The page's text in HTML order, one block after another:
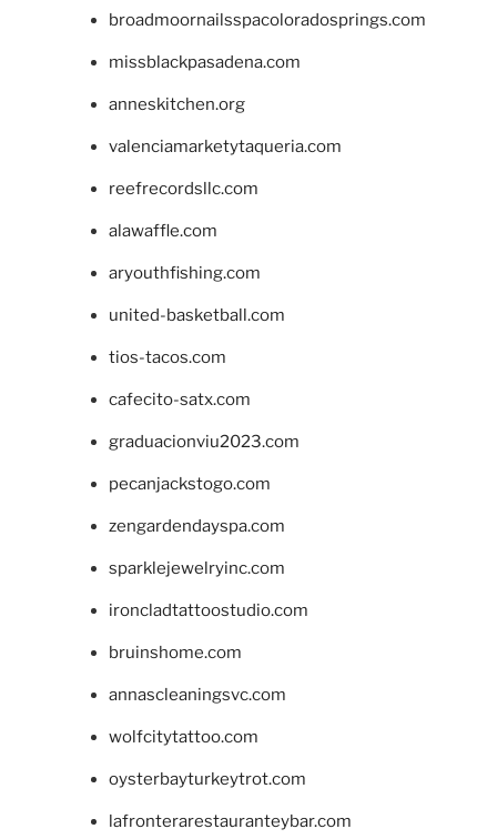
broadmoornailsspacoloradosprings.com
missblackpasadena.com
anneskitchen.org
valenciamarketytaqueria.com
reefrecordsllc.com
alawaffle.com
aryouthfishing.com
united-basketball.com
tios-tacos.com
cafecito-satx.com
graduacionviu2023.com
pecanjackstogo.com
zengardendayspa.com
sparklejewelryinc.com
ironcladtattoostudio.com
bruinshome.com
annascleaningsvc.com
wolfcitytattoo.com
oysterbayturkeytrot.com
lafronterarestauranteybar.com